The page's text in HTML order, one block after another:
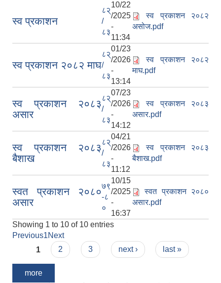
स्व प्रकाशन
८२्
/
८३
10/22
/2025
-
11:34
स्व प्रकाशन २०८२
असोज.pdf
स्व प्रकाशन २०८२ माघ
८२्
/
८३
01/23
/2026
-
13:14
स्व प्रकाशन २०८२
माघ.pdf
स्व प्रकाशन २०८३
असार
८२्
/
८३
07/23
/2026
-
14:12
स्व प्रकाशन २०८३
असार.pdf
स्व प्रकाशन २०८३
बैशाख
८२्
/
८३
04/21
/2026
-
11:12
स्व प्रकाशन २०८३
बैशाख.pdf
स्वत प्रकाशन २०८०
असार
७९
-८
०
10/15
/2025
-
16:37
स्वत प्रकाशन २०८०
असार.pdf
Showing 1 to 10 of 10 entries
Previous1Next
Pages
1 2 3 next › last »
more